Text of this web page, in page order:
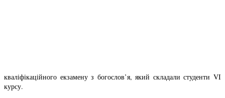
кваліфікаційного екзамену з богослов’я, який складали студенти VI
курсу.